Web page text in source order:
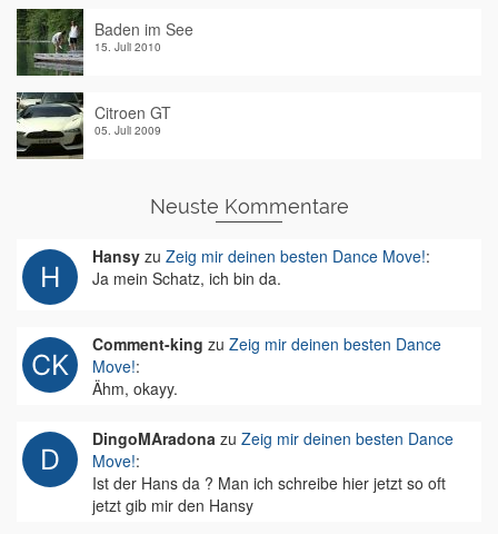
Baden im See
15. Juli 2010
Citroen GT
05. Juli 2009
Neuste Kommentare
Hansy zu Zeig mir deinen besten Dance Move!:
Ja mein Schatz, ich bin da.
Comment-king zu Zeig mir deinen besten Dance
Move!:
Ähm, okayy.
DingoMAradona zu Zeig mir deinen besten Dance
Move!:
Ist der Hans da ? Man ich schreibe hier jetzt so oft
jetzt gib mir den Hansy